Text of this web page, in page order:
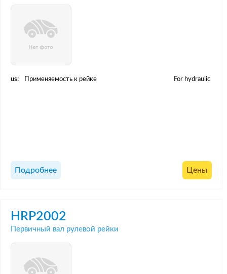
us: Применяемость к рейке For hydraulic
Подробнее Цены
HRP2002
Первичный вал рулевой рейки